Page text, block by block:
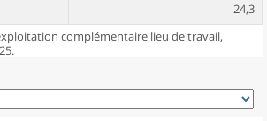
24,3
complémentaire lieu de travail,